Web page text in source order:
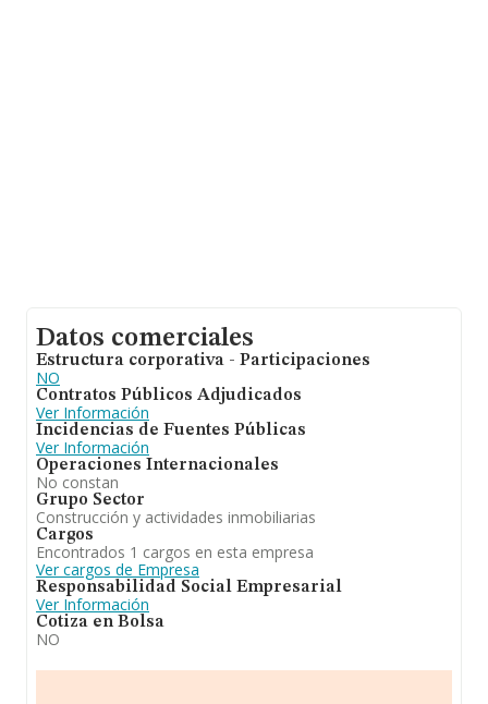
Datos comerciales
Estructura corporativa - Participaciones
NO
Contratos Públicos Adjudicados
Ver Información
Incidencias de Fuentes Públicas
Ver Información
Operaciones Internacionales
No constan
Grupo Sector
Construcción y actividades inmobiliarias
Cargos
Encontrados 1 cargos en esta empresa
Ver cargos de Empresa
Responsabilidad Social Empresarial
Ver Información
Cotiza en Bolsa
NO